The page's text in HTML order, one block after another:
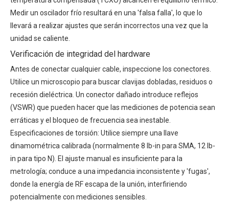
Medir un oscilador frío resultará en una 'falsa falla', lo que lo
llevará a realizar ajustes que serán incorrectos una vez que la
unidad se caliente.
Verificación de integridad del hardware
Antes de conectar cualquier cable, inspeccione los conectores.
Utilice un microscopio para buscar clavijas dobladas, residuos o
recesión dieléctrica. Un conector dañado introduce reflejos
(VSWR) que pueden hacer que las mediciones de potencia sean
erráticas y el bloqueo de frecuencia sea inestable.
Especificaciones de torsión: Utilice siempre una llave
dinamométrica calibrada (normalmente 8 lb-in para SMA, 12 lb-
in para tipo N). El ajuste manual es insuficiente para la
metrología; conduce a una impedancia inconsistente y 'fugas',
donde la energía de RF escapa de la unión, interfiriendo
potencialmente con mediciones sensibles.